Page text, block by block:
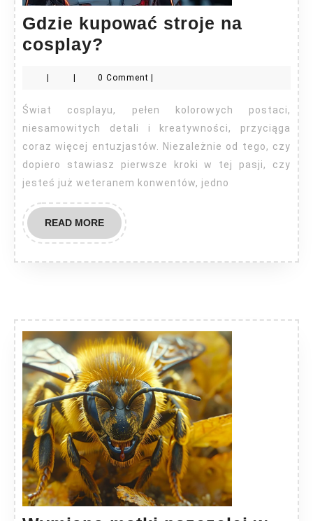
Gdzie kupować stroje na
cosplay?
stroje
na
cosplay?
| | 0 Comment |
Świat cosplayu, pełen kolorowych postaci,
niesamowitych detali i kreatywności, przyciąga
coraz więcej entuzjastów. Niezależnie od tego, czy
dopiero stawiasz pierwsze kroki w tej pasji, czy
jesteś już weteranem konwentów, jedno
READ MOREREAD
MORE